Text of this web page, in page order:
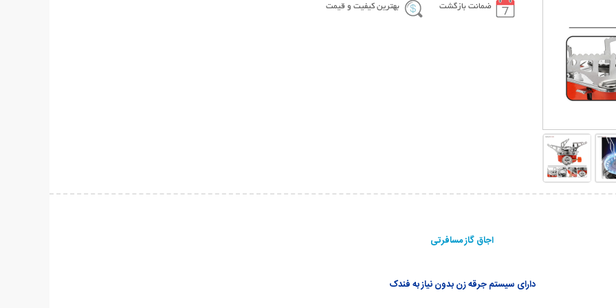
ضمانت بازگشت بهترین کیفیت و قیمت
اجاق گاز مسافرتی
دارای سیستم جرقه زن بدون نیاز به فندک